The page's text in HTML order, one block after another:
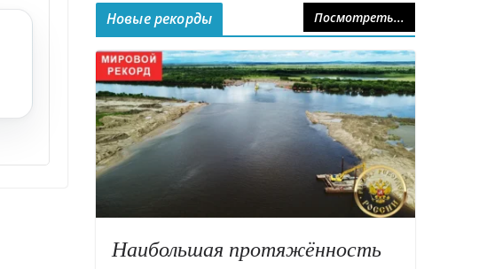
Новые рекорды Посмотреть...
Наибольшая протяжённость